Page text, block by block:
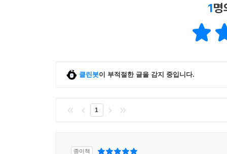
1명
클린봇이 부적절한 글을 감지 중입니다.
1
종이책